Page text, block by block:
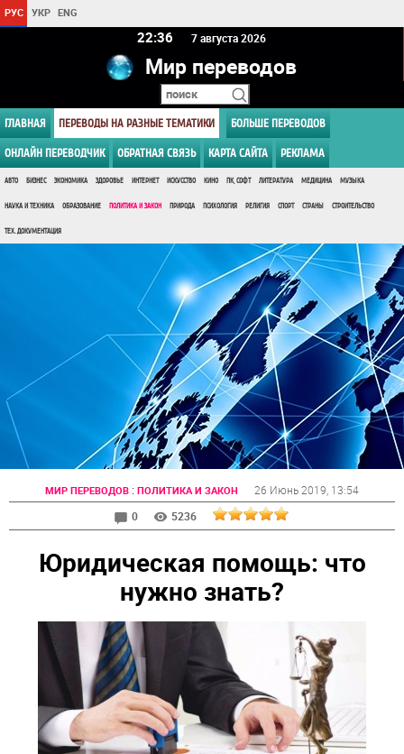
РУС УКР ENG
22:36 7 августа 2026
Мир переводов
ГЛАВНАЯ ПЕРЕВОДЫ НА РАЗНЫЕ ТЕМАТИКИ БОЛЬШЕ ПЕРЕВОДОВ
ОНЛАЙН ПЕРЕВОДЧИК ОБРАТНАЯ СВЯЗЬ КАРТА САЙТА РЕКЛАМА
АВТО БИЗНЕС ЭКОНОМИКА ЗДОРОВЬЕ ИНТЕРНЕТ ИСКУССТВО КИНО ПК, СОФТ ЛИТЕРАТУРА МЕДИЦИНА МУЗЫКА
НАУКА И ТЕХНИКА ОБРАЗОВАНИЕ ПОЛИТИКА И ЗАКОН ПРИРОДА ПСИХОЛОГИЯ РЕЛИГИЯ СПОРТ СТРАНЫ СТРОИТЕЛЬСТВО
ТЕХ. ДОКУМЕНТАЦИЯ
МИР ПЕРЕВОДОВ : ПОЛИТИКА И ЗАКОН 26 Июнь 2019 , 13:54
0
5236
Юридическая помощь: что
нужно знать?